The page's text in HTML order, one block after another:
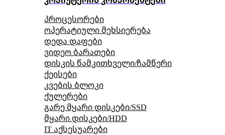
პროცესორები
ოპერატიული მეხსიერება
დედა დაფები
ვიდეო ბარათები
დისკის წამკითხველი/ჩამწერი
ქეისები
კვების ბლოკი
ქულერები
გარე მყარი დისკები/SSD
მყარი დისკები/HDD
IT აქსესუარები